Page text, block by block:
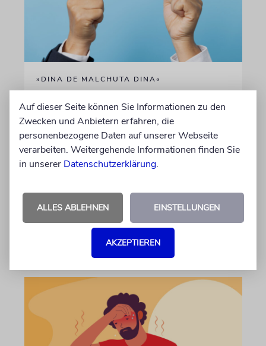
»DINA DE MALCHUTA DINA«
Gesetz?
Ein talmudisches Prinzip besagt, dass sich
fromme Juden auch an das Gesetz ihres
Landes halten müssen. Doch was geschieht,
kollidiert?
von Rabbiner Daniel Fabian
Auf dieser Seite können Sie Informationen zu den
Zwecken und Anbietern erfahren, die
personenbezogene Daten auf unserer Webseite
verarbeiten. Weitergehende Informationen finden Sie
in unserer Datenschutzerklärung.
ALLES ABLEHNEN EINSTELLUNGEN
AKZEPTIEREN